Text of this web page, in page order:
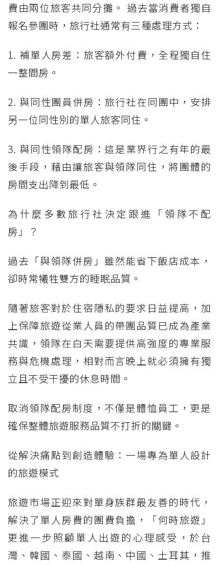
費由兩位旅客共同分攤。 過去當消費者獨自
報名參團時，旅行社通常有三種處理方式：
1. 補單人房差：旅客額外付費，全程獨自住
一整間房。
2. 與同性團員併房：旅行社在同團中，安排
另一位同性別的單人旅客同住。
3. 與同性領隊配房：這是業界行之有年的最
後手段，藉由讓旅客與領隊同住，將團體的
房間支出降到最低。
為什麼多數旅行社決定跟進「領隊不配
房」？
過去「與領隊併房」雖然能省下飯店成本，
卻時常犧牲雙方的睡眠品質。
隨著旅客對於住宿隱私的要求日益提高，加
上保障旅遊從業人員的帶團品質已成為產業
共識，領隊在白天需要提供高強度的專業服
務與危機處理，相對而言晚上就必須擁有獨
立且不受干擾的休息時間。
取消領隊配房制度，不僅是體恤員工，更是
確保整體旅遊服務品質不打折的關鍵。
從解決痛點到創造體驗：一場專為單人設計
的旅遊模式
旅遊市場正迎來對單身族群最友善的時代，
解決了單人房費的團費負擔，「何時旅遊」
更進一步照顧單人出遊的心理感受，於台
灣、韓國、泰國、越南、中國、土耳其，推